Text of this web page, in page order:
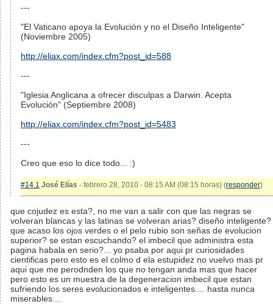
---
"El Vaticano apoya la Evolución y no el Diseño Inteligente"
(Noviembre 2005)
http://eliax.com/index.cfm?post_id=588
---
"Iglesia Anglicana a ofrecer disculpas a Darwin. Acepta
Evolución" (Septiembre 2008)
http://eliax.com/index.cfm?post_id=5483
---
Creo que eso lo dice todo... :)
#14.1 José Elías - febrero 28, 2010 - 08:15 AM (08:15 horas) (responder)
que cojudez es esta?, no me van a salir con que las negras se
volveran blancas y las latinas se volveran arias? diseño inteligente?
que acaso los ojos verdes o el pelo rubio son señas de evolucion
superior? se estan escuchando? el imbecil que administra esta
pagina habala en serio?... yo psaba por aqui pr curiosidades
cientificas pero esto es el colmo d ela estupidez no vuelvo mas pr
aqui que me perodnden los que no tengan anda mas que hacer
pero esto es un muestra de la degeneracion imbecil que estan
sufriendo los seres evolucionados e inteligentes.... hasta nunca
miserables....